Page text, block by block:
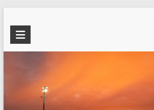
content
Lukas
Boboschko